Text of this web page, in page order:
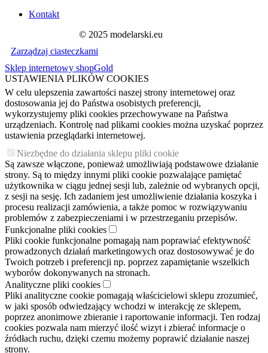
Kontakt
© 2025 modelarski.eu
Zarządzaj ciasteczkami
Sklep internetowy shopGold
USTAWIENIA PLIKÓW COOKIES
W celu ulepszenia zawartości naszej strony internetowej oraz
dostosowania jej do Państwa osobistych preferencji,
wykorzystujemy pliki cookies przechowywane na Państwa
urządzeniach. Kontrolę nad plikami cookies można uzyskać poprzez
ustawienia przeglądarki internetowej.
Niezbędne do działania sklepu pliki cookie
Są zawsze włączone, ponieważ umożliwiają podstawowe działanie
strony. Są to między innymi pliki cookie pozwalające pamiętać
użytkownika w ciągu jednej sesji lub, zależnie od wybranych opcji,
z sesji na sesję. Ich zadaniem jest umożliwienie działania koszyka i
procesu realizacji zamówienia, a także pomoc w rozwiązywaniu
problemów z zabezpieczeniami i w przestrzeganiu przepisów.
Funkcjonalne pliki cookies
Pliki cookie funkcjonalne pomagają nam poprawiać efektywność
prowadzonych działań marketingowych oraz dostosowywać je do
Twoich potrzeb i preferencji np. poprzez zapamiętanie wszelkich
wyborów dokonywanych na stronach.
Analityczne pliki cookies
Pliki analityczne cookie pomagają właścicielowi sklepu zrozumieć,
w jaki sposób odwiedzający wchodzi w interakcję ze sklepem,
poprzez anonimowe zbieranie i raportowanie informacji. Ten rodzaj
cookies pozwala nam mierzyć ilość wizyt i zbierać informacje o
źródłach ruchu, dzięki czemu możemy poprawić działanie naszej
strony.